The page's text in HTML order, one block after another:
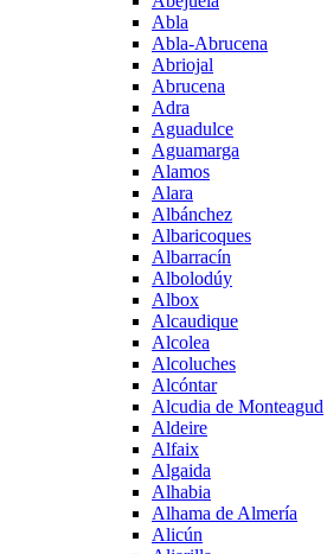
Abla
Abla-Abrucena
Abriojal
Abrucena
Adra
Aguadulce
Aguamarga
Alamos
Alara
Albánchez
Albaricoques
Albarracín
Albolodúy
Albox
Alcaudique
Alcolea
Alcoluches
Alcóntar
Alcudia de Monteagud
Aldeire
Alfaix
Algaida
Alhabia
Alhama de Almería
Alicún